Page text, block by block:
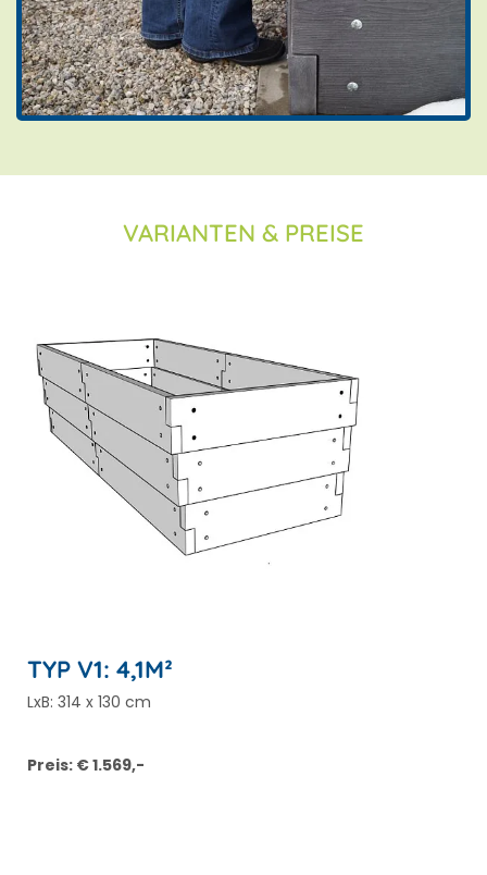
VARIANTEN & PREISE
TYP V1: 4,1M²
LxB: 314 x 130 cm
Preis: € 1.569,-